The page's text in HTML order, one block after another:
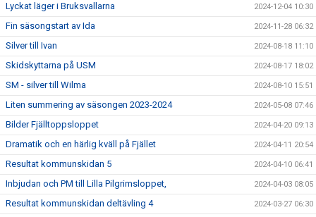
Lyckat läger i Bruksvallarna 2024-12-04 10:30
Fin säsongstart av Ida 2024-11-28 06:32
Silver till Ivan 2024-08-18 11:10
Skidskyttarna på USM 2024-08-17 18:02
SM - silver till Wilma 2024-08-10 15:51
Liten summering av säsongen 2023-2024 2024-05-08 07:46
Bilder Fjälltoppsloppet 2024-04-20 09:13
Dramatik och en härlig kväll på Fjället 2024-04-11 20:54
Resultat kommunskidan 5 2024-04-10 06:41
Inbjudan och PM till Lilla Pilgrimsloppet, 2024-04-03 08:05
Resultat kommunskidan deltävling 4 2024-03-27 06:30